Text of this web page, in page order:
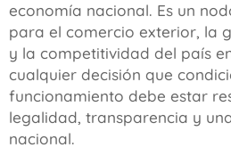
economía nacional. Es un
para el comercio exterior, la
y la competitividad del país
cualquier decisión que
funcionamiento debe estar
legalidad, transparencia y
nacional.